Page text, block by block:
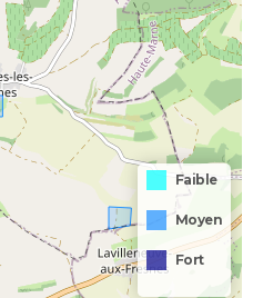
Faible
Moyen
Fort